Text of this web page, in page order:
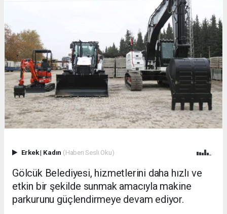
Erkek| Kadın (Haberi Sesli Oku)
Gölcük Belediyesi, hizmetlerini daha hızlı ve
etkin bir şekilde sunmak amacıyla makine
parkurunu güçlendirmeye devam ediyor.